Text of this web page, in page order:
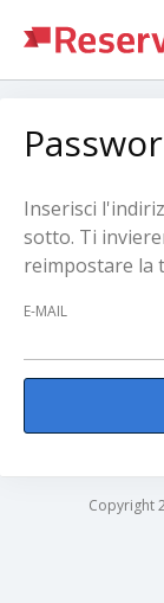
Inserisci
sotto. Ti
reimpostare la
E-MAIL
Copyright